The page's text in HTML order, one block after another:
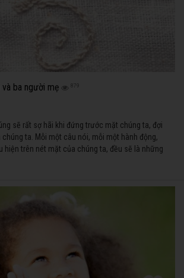
ba người mẹ 879
sẽ rất sợ hãi khi đứng trước mặt chúng ta, đợi
ta. Mỗi một câu nói, mỗi một hành động,
hiện trên nét mặt của chúng ta, đều sẽ là những